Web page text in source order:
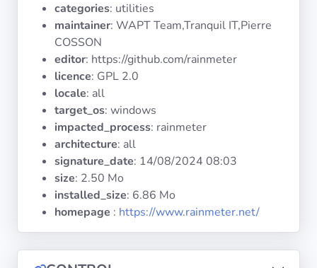
Catégories
Licences
Documentation
Tranquil IT
categories: utilities
maintainer: WAPT Team,Tranquil IT,Pierre
COSSON
editor: https://github.com/rainmeter
licence: GPL 2.0
locale: all
target_os: windows
impacted_process: rainmeter
architecture: all
signature_date: 14/08/2024 08:03
size: 2.50 Mo
installed_size: 6.86 Mo
homepage : https://www.rainmeter.net/